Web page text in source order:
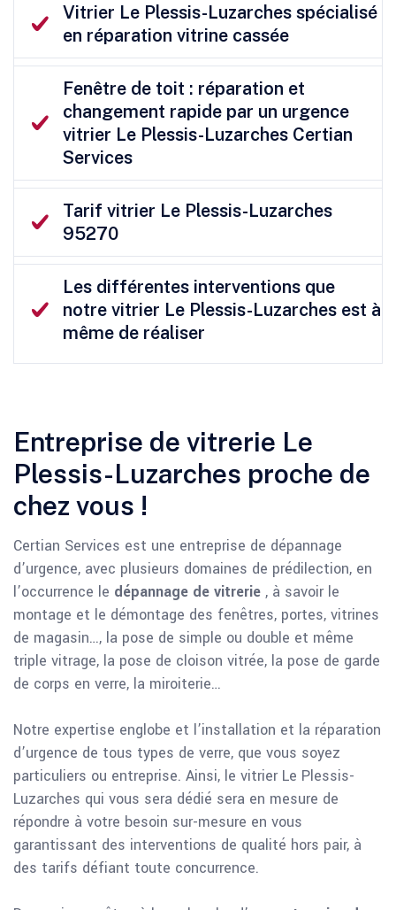
Vitrier Le Plessis-Luzarches spécialisé
en réparation vitrine cassée
Fenêtre de toit : réparation et
changement rapide par un urgence
vitrier Le Plessis-Luzarches Certian
Services
Tarif vitrier Le Plessis-Luzarches
95270
Les différentes interventions que
notre vitrier Le Plessis-Luzarches est à
même de réaliser
Entreprise de vitrerie Le
Plessis-Luzarches proche de
chez vous !
Certian Services est une entreprise de dépannage
d’urgence, avec plusieurs domaines de prédilection, en
l’occurrence le dépannage de vitrerie , à savoir le
montage et le démontage des fenêtres, portes, vitrines
de magasin…, la pose de simple ou double et même
triple vitrage, la pose de cloison vitrée, la pose de garde
de corps en verre, la miroiterie…
Notre expertise englobe et l’installation et la réparation
d’urgence de tous types de verre, que vous soyez
particuliers ou entreprise. Ainsi, le vitrier Le Plessis-
Luzarches qui vous sera dédié sera en mesure de
répondre à votre besoin sur-mesure en vous
garantissant des interventions de qualité hors pair, à
des tarifs défiant toute concurrence.